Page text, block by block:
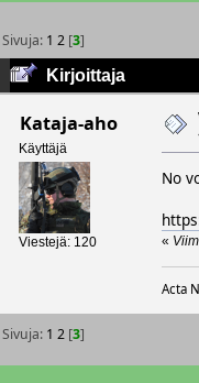
Sivuja: 1 2 [3]
Kirjoittaja
Kataja-aho
Käyttäjä
Viestejä: 120
No
«
Acta
Sivuja: 1 2 [3]